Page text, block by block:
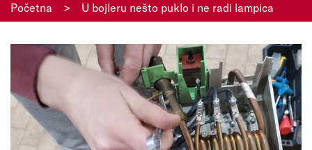
Početna > U bojleru nešto puklo i ne radi lampica